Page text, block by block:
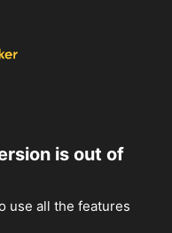
is out of
use all the features